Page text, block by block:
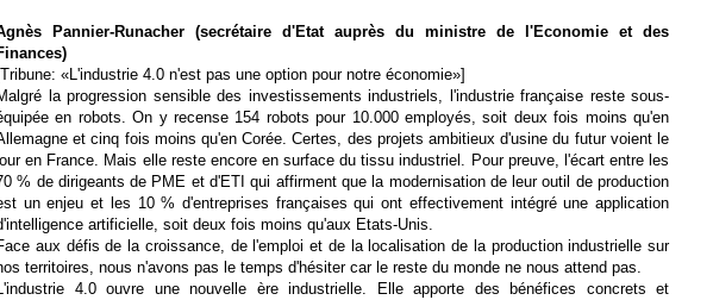
Pannier-Runacher (secrétaire d'Etat auprès du ministre de l'Economie et des
«L'industrie 4.0 n'est pas une option pour notre économie»]
la progression sensible des investissements industriels, l'industrie française reste sous-
en robots. On y recense 154 robots pour 10.000 employés, soit deux fois moins qu'en
et cinq fois moins qu'en Corée. Certes, des projets ambitieux d'usine du futur voient le
en France. Mais elle reste encore en surface du tissu industriel. Pour preuve, l'écart entre les
% de dirigeants de PME et d'ETI qui affirment que la modernisation de leur outil de production
un enjeu et les 10 % d'entreprises françaises qui ont effectivement intégré une application
artificielle, soit deux fois moins qu'aux Etats-Unis.
aux défis de la croissance, de l'emploi et de la localisation de la production industrielle sur
territoires, nous n'avons pas le temps d'hésiter car le reste du monde ne nous attend pas.
4.0 ouvre une nouvelle ère industrielle. Elle apporte des bénéfices concrets et